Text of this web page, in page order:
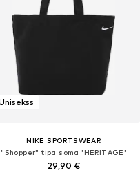
NIKE SPORTSWEAR
"Shopper" tipa soma 'HERITAGE'
29,90 €